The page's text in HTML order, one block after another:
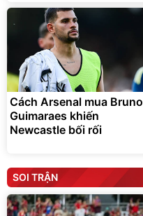
Cách Arsenal mua Bruno
Guimaraes khiến
Newcastle bối rối
SOI TRẬN